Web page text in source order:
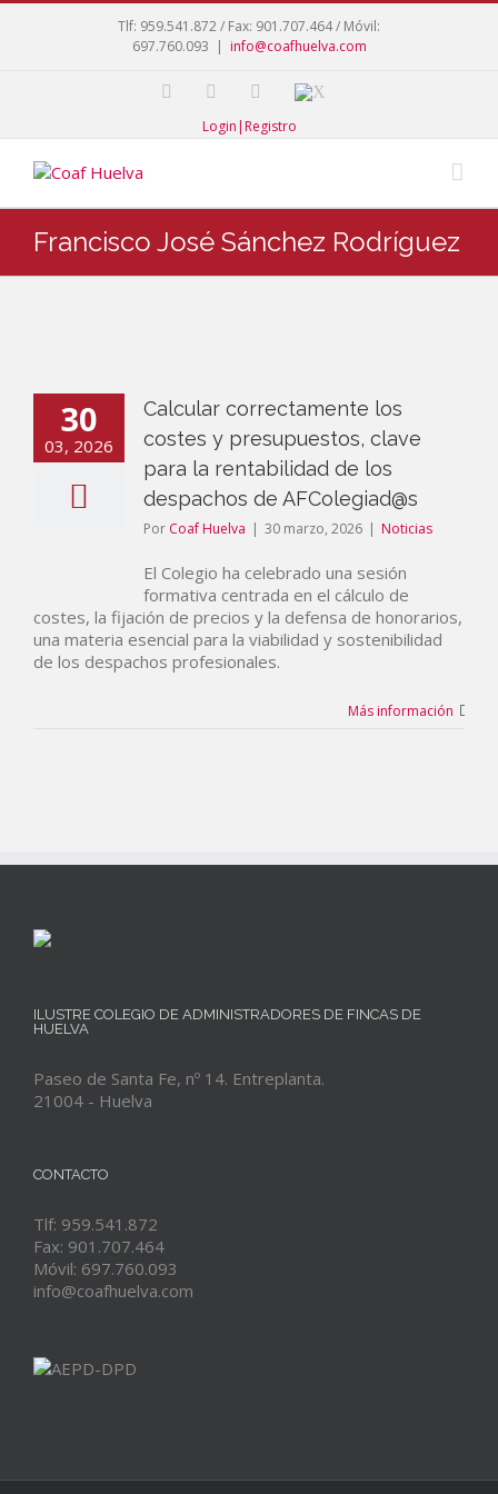
Tlf: 959.541.872 / Fax: 901.707.464 / Móvil:
697.760.093 | info@coafhuelva.com
Login|Registro
Francisco José Sánchez Rodríguez
30
03, 2026
Calcular correctamente los
costes y presupuestos, clave
para la rentabilidad de los
despachos de AFColegiad@s
Por Coaf Huelva | 30 marzo, 2026 | Noticias
El Colegio ha celebrado una sesión
formativa centrada en el cálculo de
costes, la fijación de precios y la defensa de honorarios,
una materia esencial para la viabilidad y sostenibilidad
de los despachos profesionales.
Más información
ILUSTRE COLEGIO DE ADMINISTRADORES DE FINCAS DE
HUELVA
Paseo de Santa Fe, nº 14. Entreplanta.
21004 - Huelva
CONTACTO
Tlf: 959.541.872
Fax: 901.707.464
Móvil: 697.760.093
info@coafhuelva.com